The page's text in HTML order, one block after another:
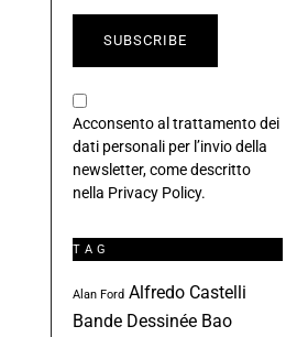
Acconsento al trattamento dei
dati personali per l’invio della
newsletter, come descritto
nella Privacy Policy.
TAG
Alan Ford Alfredo Castelli
Bande Dessinée Bao